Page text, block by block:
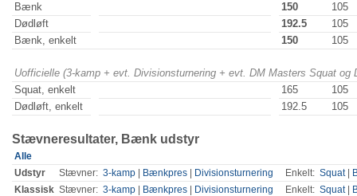
Bænk
150
105
Dødløft
192.5
105
Bænk, enkelt
150 105
Uofficielle (3-kamp + evt. Divisionsturnering + evt. DM Masters Squat
Squat, enkelt
165
105
Dødløft, enkelt
192.5 105
Stævneresultater, Bænk udstyr
Alle
Udstyr
Stævner: 3-kamp Bænkpres Divisionsturnering Enkelt: Squat|
Klassisk Stævner: 3-kamp Bænkpres Divisionsturnering Enkelt: Squat|